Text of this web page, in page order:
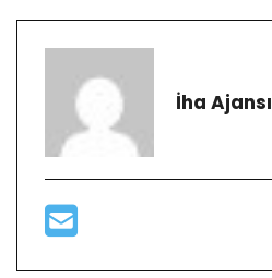
İha Ajansı